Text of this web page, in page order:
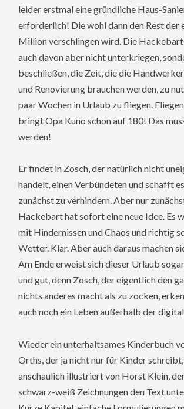
leider erstmal eine gründliche Haus-
erforderlich! Die wohl dann den Rest der
Million verschlingen wird. Die
auch davon aber nicht unterkriegen,
beschließen, die Zeit, die die
und Renovierung brauchen werden, zu
paar Wochen in Urlaub zu fliegen.
bringt Opa Kuno schon auf 180! Das
werden!
Er findet in Zosch, der natürlich nicht
handelt, einen Verbündeten und schafft
zunächst zu verhindern. Aber nur
Hackebart hat sofort eine neue Idee. Es
mit Hindernissen und Chaos und richtig
Wetter. Klar. Aber auch daraus machen
Am Ende erweist sich dieser Urlaub
und gut, denn Zosch, der eigentlich den
nichts anderes macht als zu zocken,
auch noch ein Leben außerhalb der
Wieder ein unterhaltsames Kinderbuch
Orths, der ja nicht nur für Kinder
anschaulich illustriert von Horst Klein,
schwarz-weiß Zeichnungen den Text